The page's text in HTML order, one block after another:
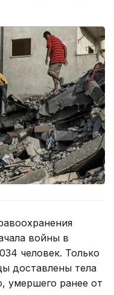
войны в
человек. Только
доставлены тела
умершего ранее от